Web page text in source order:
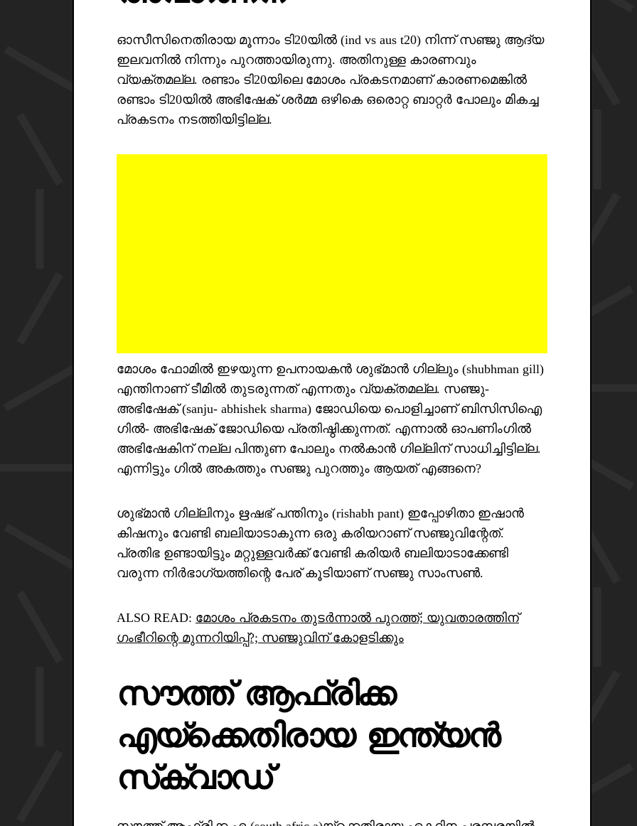
ഓസീസിനെതിരായ മൂന്നാം ടി20യിൽ (ind vs aus t20) നിന്ന് സഞ്ജു ആദ്യ
ഇലവനിൽ നിന്നും പുറത്തായിരുന്നു. അതിനുള്ള കാരണവും
വ്യക്തമല്ല. രണ്ടാം ടി20യിലെ മോശം പ്രകടനമാണ് കാരണമെങ്കിൽ
രണ്ടാം ടി20യിൽ അഭിഷേക് ശർമ്മ ഒഴികെ ഒരൊറ്റ ബാറ്റർ പോലും മികച്ച
പ്രകടനം നടത്തിയിട്ടില്ല.
മോശം ഫോമിൽ ഇഴയുന്ന ഉപനായകൻ ശുഭ്മാൻ ഗില്ലും (shubhman gill)
എന്തിനാണ് ടീമിൽ തുടരുന്നത് എന്നതും വ്യക്തമല്ല. സഞ്ജു-
അഭിഷേക് (sanju- abhishek sharma) ജോഡിയെ പൊളിച്ചാണ് ബിസിസിഐ
ഗിൽ- അഭിഷേക് ജോഡിയെ പ്രതിഷ്ഠിക്കുന്നത്. എന്നാൽ ഓപണിംഗിൽ
അഭിഷേകിന് നല്ല പിന്തുണ പോലും നൽകാൻ ഗില്ലിന് സാധിച്ചിട്ടില്ല.
എന്നിട്ടും ഗിൽ അകത്തും സഞ്ജു പുറത്തും ആയത് എങ്ങനെ?
ശുഭ്മാൻ ഗില്ലിനും ഋഷഭ് പന്തിനും (rishabh pant) ഇപ്പോഴിതാ ഇഷാൻ
കിഷനും വേണ്ടി ബലിയാടാകുന്ന ഒരു കരിയറാണ് സഞ്ജുവിന്റേത്.
പ്രതിഭ ഉണ്ടായിട്ടും മറ്റുള്ളവർക്ക് വേണ്ടി കരിയർ ബലിയാടാക്കേണ്ടി
വരുന്ന നിർഭാഗ്യത്തിന്റെ പേര് കൂടിയാണ് സഞ്ജു സാംസൺ.
ALSO READ: മോശം പ്രകടനം തുടർന്നാൽ പുറത്ത്; യുവതാരത്തിന്
ഗംഭീറിന്റെ മുന്നറിയിപ്പ്?; സഞ്ജുവിന് കോളടിക്കും
സൗത്ത് ആഫ്രിക്ക
എയ്ക്കെതിരായ ഇന്ത്യൻ
സ്‌ക്വാഡ്